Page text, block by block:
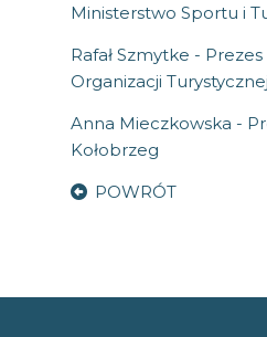
Ministerstwo Sportu i
Rafał Szmytke -
Organizacji Turystycznej
Anna Mieczkowska -
Kołobrzeg
POWRÓT